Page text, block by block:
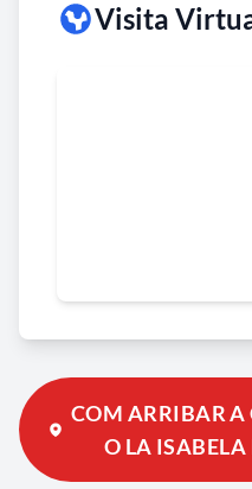
Visita
COM ARRIBAR A
O LA